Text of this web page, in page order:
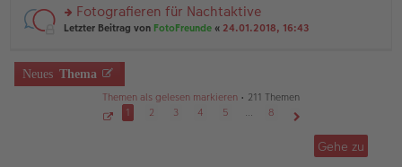
ei
tr
e
n
ei
tr
n
g
es
e
n
rs
u
n
Fotografieren für Nachtaktive
Letzter Beitrag von FotoFreunde « 24.01.2018, 16:43
Neues Thema
Themen als gelesen markieren • 211 Themen
1 2 3 4 5 …
8
Gehe zu